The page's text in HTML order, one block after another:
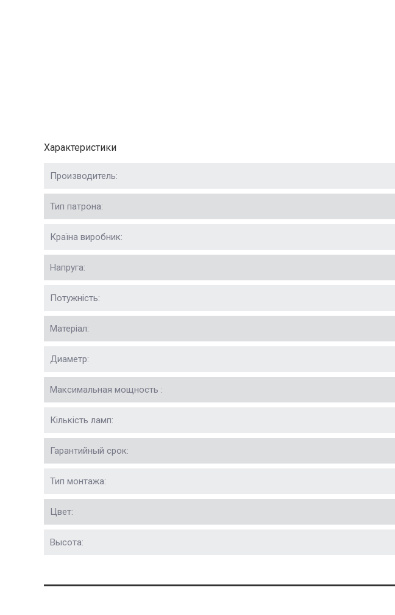
Характеристики
Производитель:
Тип патрона:
Країна виробник:
Напруга:
Потужність:
Матеріал:
Диаметр:
Максимальная мощность :
Кількість ламп:
Гарантийный срок:
Тип монтажа:
Цвет:
Высота: